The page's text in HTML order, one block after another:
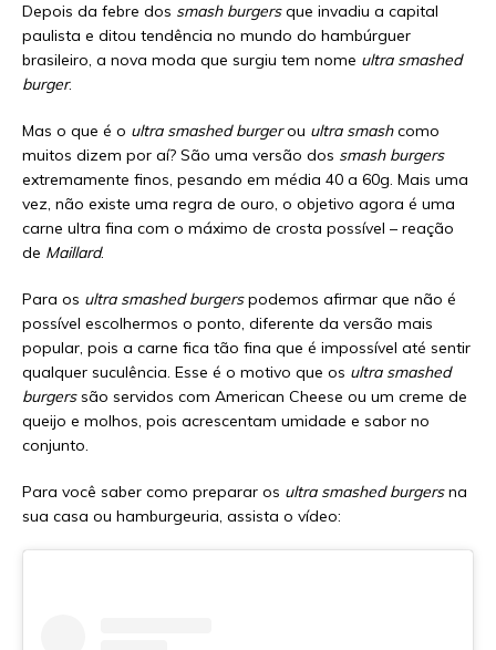
Depois da febre dos smash burgersque invadiu a capital
paulista e ditou tendência no mundo do hambúrguer
brasileiro, a nova moda que surgiu tem nome ultra smashed
burger.
Mas o que é o ultra smashed burgerou ultra smashcomo
muitos dizem por aí? São uma versão dos smash burgers
extremamente finos, pesando em média 40 a 60g. Mais uma
vez, não existe uma regra de ouro, o objetivo agora é uma
carne ultra fina com o máximo de crosta possível – reação
de Maillard.
Para os ultra smashed burgerspodemos afirmar que não é
possível escolhermos o ponto, diferente da versão mais
popular, pois a carne fica tão fina que é impossível até sentir
qualquer suculência. Esse é o motivo que os ultra smashed
burgerssão servidos com American Cheese ou um creme de
queijo e molhos, pois acrescentam umidade e sabor no
conjunto.
Para você saber como preparar os ultra smashed burgersna
sua casa ou hamburgeuria, assista o vídeo: